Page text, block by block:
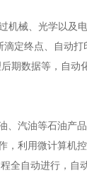
机械、光学以及
定终点、自动打
期数据等，自动
汽油等石油产品
利用微计算机控
全自动进行，自